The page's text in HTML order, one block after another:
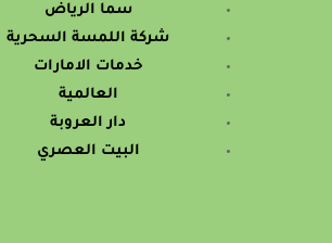
سما الرياض
شركة اللمسة السحرية
خدمات الامارات
العالمية
دار العروبة
البيت العصري